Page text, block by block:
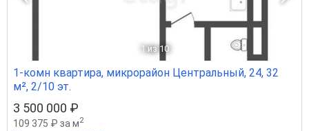
1 из 10
1-комн квартира, микрорайон Центральный, 24, 32
м², 2/10 эт.
3 500 000 ₽
109 375 ₽ за м2